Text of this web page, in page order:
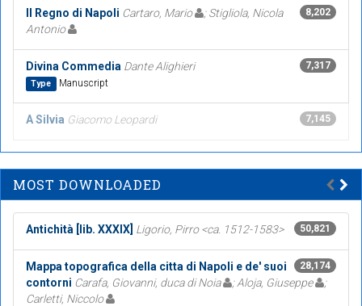
8,202
Il Regno di Napoli Cartaro, Mario
; Stigliola, Nicola
Antonio
7,317
Divina Commedia Dante Alighieri
Type Manuscript
7,145
A Silvia Giacomo Leopardi
MOST DOWNLOADED
50,821
Antichità [lib. XXXIX] Ligorio, Pirro <ca. 1512-1583>
28,174
Mappa topografica della citta di Napoli e de' suoi
contorni Carafa, Giovanni, duca di Noia ; Aloja, Giuseppe
;
Carletti, Niccolo